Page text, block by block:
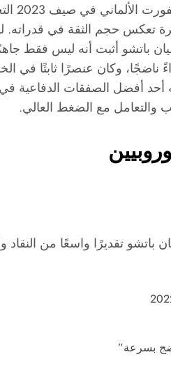
بعد موسم
وهي خطوة كبيرة تعكس حجم الثقة في
باتشو أثبت أنه ليس فقط
وكان عنصرًا ثابتًا في
أحد أفضل الصفقات الدفاعية
والتعامل مع الضغط العالي.
تقديرًا واسعًا من النقاد
بسرعة”